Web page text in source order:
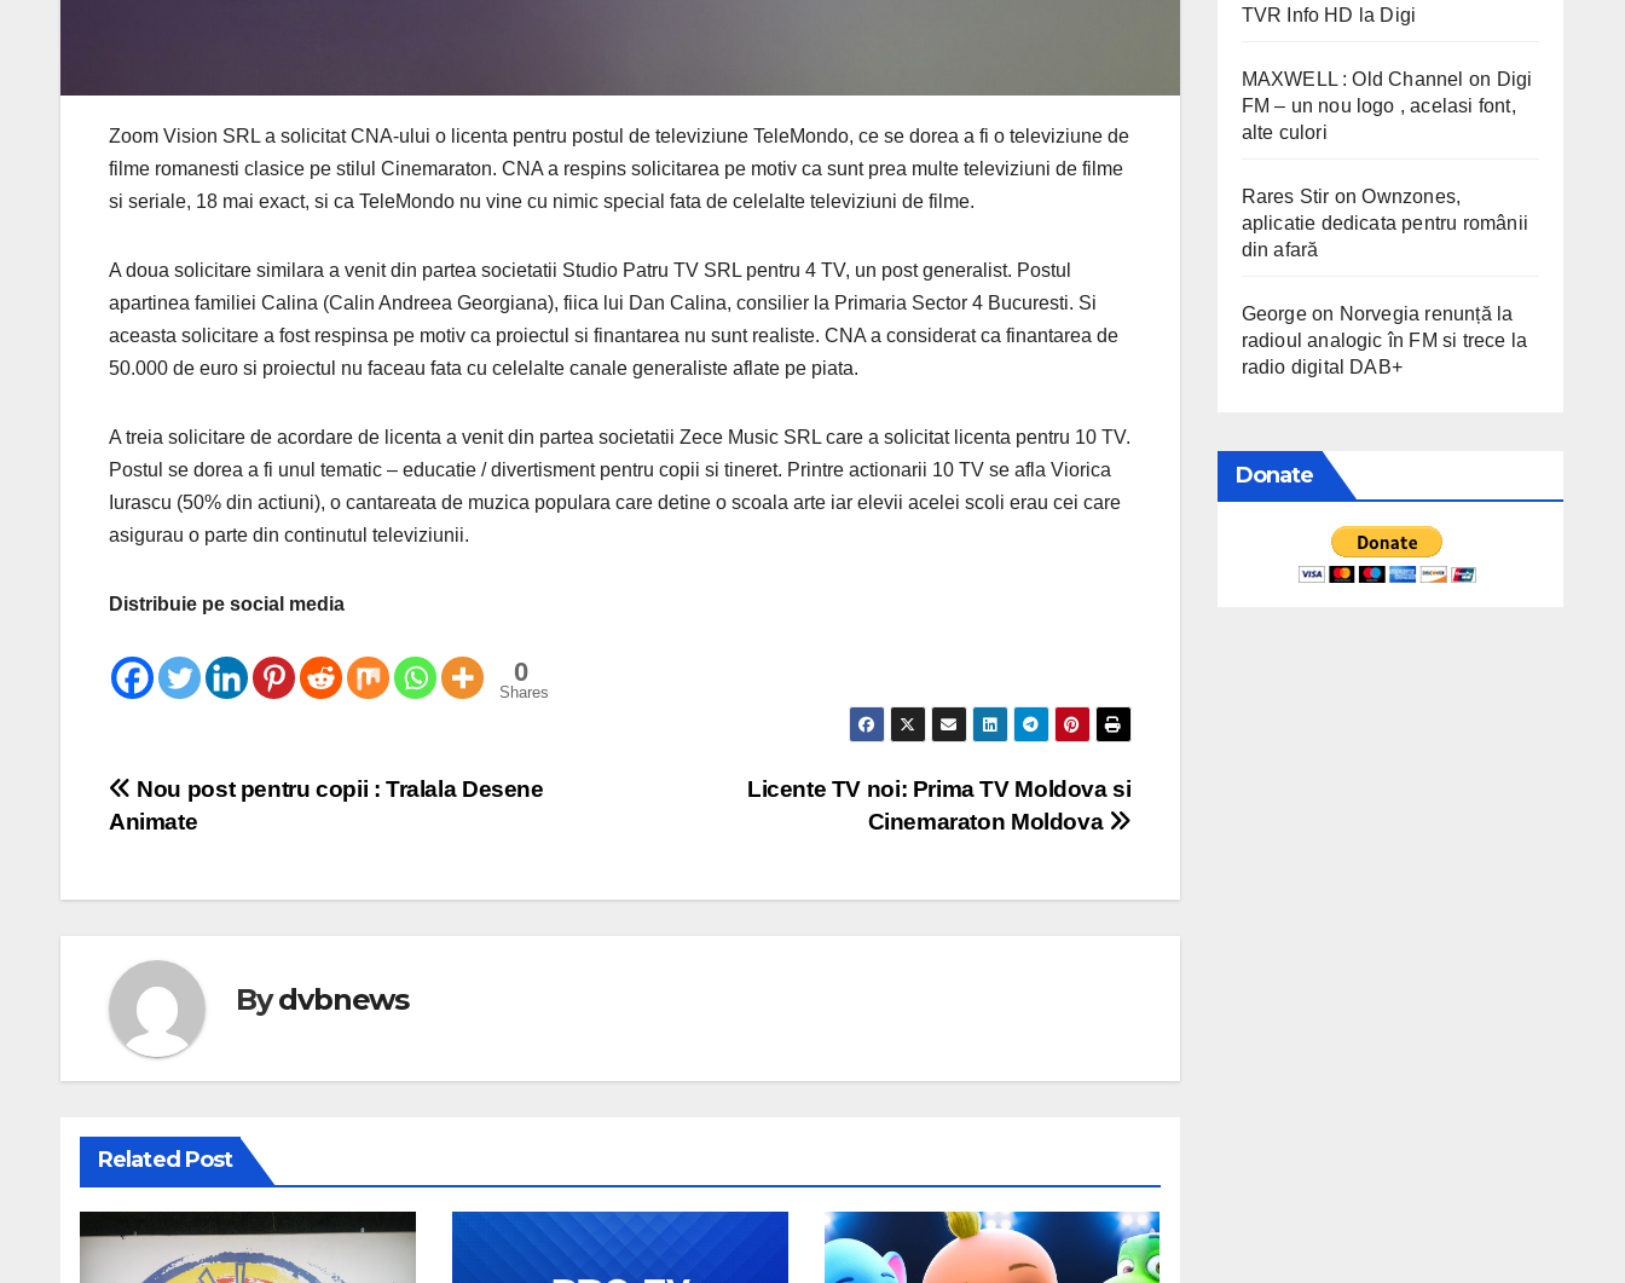
Zoom Vision SRL a solicitat CNA-ului o licenta pentru postul de televiziune TeleMondo, ce se dorea a fi o televiziune de
filme romanesti clasice pe stilul Cinemaraton. CNA a respins solicitarea pe motiv ca sunt prea multe televiziuni de filme
si seriale, 18 mai exact, si ca TeleMondo nu vine cu nimic special fata de celelalte televiziuni de filme.
A doua solicitare similara a venit din partea societatii Studio Patru TV SRL pentru 4 TV, un post generalist. Postul
apartinea familiei Calina (Calin Andreea Georgiana), fiica lui Dan Calina, consilier la Primaria Sector 4 Bucuresti. Si
aceasta solicitare a fost respinsa pe motiv ca proiectul si finantarea nu sunt realiste. CNA a considerat ca finantarea de
50.000 de euro si proiectul nu faceau fata cu celelalte canale generaliste aflate pe piata.
A treia solicitare de acordare de licenta a venit din partea societatii Zece Music SRL care a solicitat licenta pentru 10 TV.
Postul se dorea a fi unul tematic – educatie / divertisment pentru copii si tineret. Printre actionarii 10 TV se afla Viorica
Iurascu (50% din actiuni), o cantareata de muzica populara care detine o scoala arte iar elevii acelei scoli erau cei care
asigurau o parte din continutul televiziunii.
Distribuie pe social media
0
Shares
Post
Licente TV noi: Prima TV Moldova si
Cinemaraton Moldova
Nou post pentru copii : Tralala Desene
Animate
Bydvbnews
Related Post
TVR Info HD la Digi
MAXWELL : Old Channel on Digi
FM – un nou logo , acelasi font,
alte culori
Rares Stir onOwnzones,
aplicatie dedicata pentru românii
din afară
Georgeon Norvegia renunță la
radioul analogic în FM si trece la
radio digital DAB+
Donate